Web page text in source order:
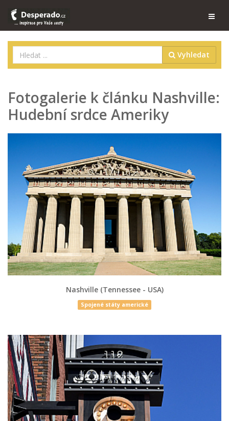
Vyhledat
Fotogalerie k článku Nashville:
Hudební srdce Ameriky
Nashville (Tennessee - USA)
Spojené státy americké